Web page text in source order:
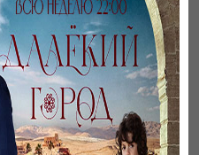
Үзілген жапырақтар